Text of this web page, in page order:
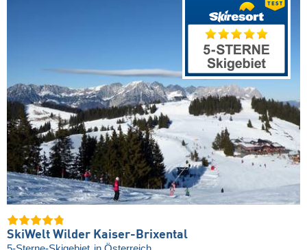
SkiWelt Wilder Kaiser-Brixental